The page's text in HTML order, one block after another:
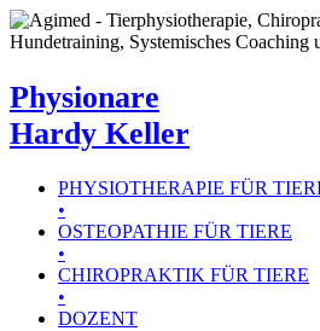
Zum
Inhalt
Physionare
Hardy Keller
PHYSIOTHERAPIE FÜR
•
OSTEOPATHIE FÜR TIERE
•
CHIROPRAKTIK FÜR TIERE
•
DOZENT